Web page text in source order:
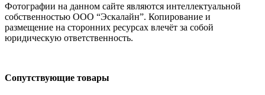
Фотографии на данном сайте являются интеллектуальной
собственностью ООО “Эскалайн”. Копирование и
размещение на сторонних ресурсах влечёт за собой
юридическую ответственность.
Сопутствующие товары